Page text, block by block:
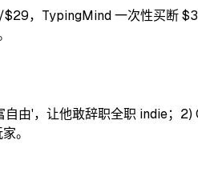
，TypingMind 一次性买断
由'，让他敢辞职全职 indie；
。